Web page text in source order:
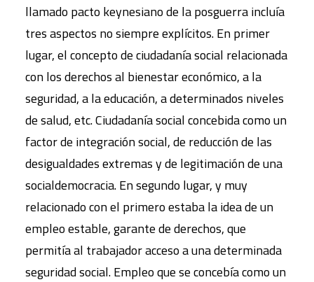
llamado pacto keynesiano de la posguerra incluía
tres aspectos no siempre explícitos. En primer
lugar, el concepto de ciudadanía social relacionada
con los derechos al bienestar económico, a la
seguridad, a la educación, a determinados niveles
de salud, etc. Ciudadanía social concebida como un
factor de integración social, de reducción de las
desigualdades extremas y de legitimación de una
socialdemocracia. En segundo lugar, y muy
relacionado con el primero estaba la idea de un
empleo estable, garante de derechos, que
permitía al trabajador acceso a una determinada
seguridad social. Empleo que se concebía como un